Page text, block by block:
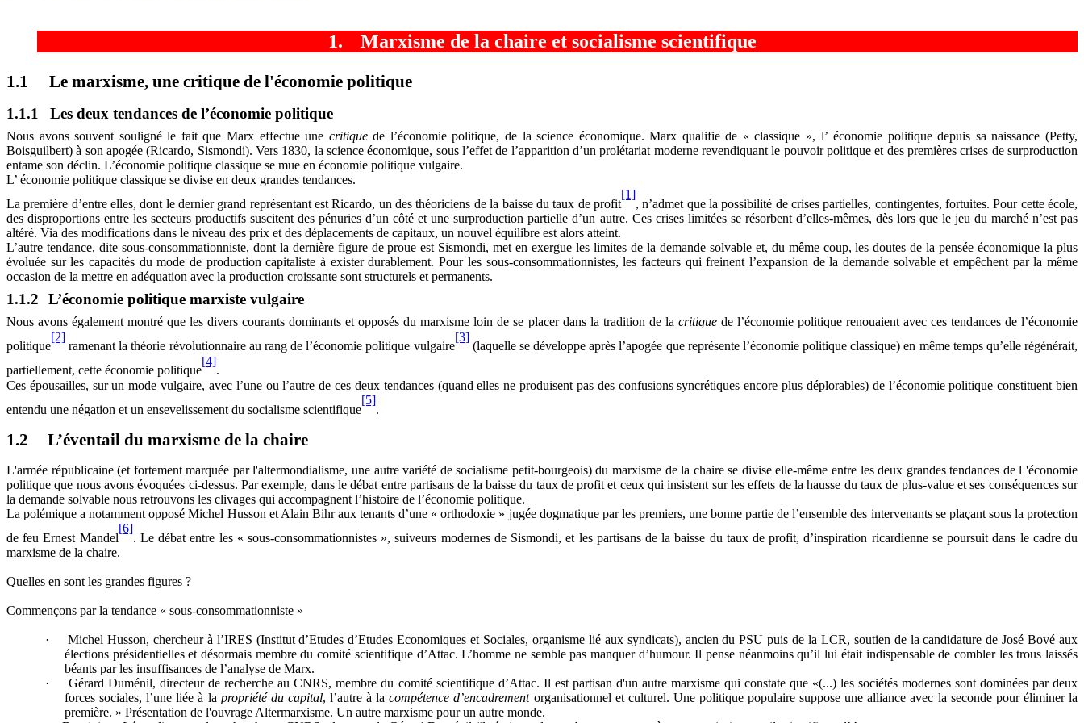
1. Marxisme de la chaire et socialisme scientifique
1.1 Le marxisme, une critique de l'économie politique
1.1.1 Les deux tendances de l’économie politique
Nous avons souvent souligné le fait que Marx effectue une critiquede l’économie politique, de la science économique. Marx qualifie de « classique », l’ économie politique depuis sa naissance (Petty,
Boisguilbert) à son apogée (Ricardo, Sismondi). Vers 1830, la science économique, sous l’effet de l’apparition d’un prolétariat moderne revendiquant le pouvoir politique et des premières crises de surproduction
entame son déclin. L’économie politique classique se mue en économie politique vulgaire.
L’ économie politique classique se divise en deux grandes tendances.
La première d’entre elles, dont le dernier grand représentant est Ricardo, un des théoriciens de la baisse du taux de profit
[1]
, n’admet que la possibilité de crises partielles, contingentes, fortuites. Pour cette école,
des disproportions entre les secteurs productifs suscitent des pénuries d’un côté et une surproduction partielle d’un autre. Ces crises limitées se résorbent d’elles-mêmes, dès lors que le jeu du marché n’est pas
altéré. Via des modifications dans le niveau des prix et des déplacements de capitaux, un nouvel équilibre est alors atteint.
L’autre tendance, dite sous-consommationniste, dont la dernière figure de proue est Sismondi, met en exergue les limites de la demande solvable et, du même coup, les doutes de la pensée économique la plus
évoluée sur les capacités du mode de production capitaliste à exister durablement. Pour les sous-consommationnistes, les facteurs qui freinent l’expansion de la demande solvable et empêchent par la même
occasion de la mettre en adéquation avec la production croissante sont structurels et permanents.
1.1.2 L’économie politique marxiste vulgaire
Nous avons également montré que les divers courants dominants et opposés du marxisme loin de se placer dans la tradition de la critiquede l’économie politique renouaient avec ces tendances de l’économie
politique
[2]
ramenant la théorie révolutionnaire au rang de l’économie politique vulgaire
[3]
(laquelle se développe après l’apogée que représente l’économie politique classique) en même temps qu’elle régénérait,
partiellement, cette économie politique
[4]
.
Ces épousailles, sur un mode vulgaire, avec l’une ou l’autre de ces deux tendances (quand elles ne produisent pas des confusions syncrétiques encore plus déplorables) de l’économie politique constituent bien
entendu une négation et un ensevelissement du socialisme scientifique
[5]
.
1.2 L’éventail du marxisme de la chaire
L'armée républicaine (et fortement marquée par l'altermondialisme, une autre variété de socialisme petit-bourgeois) du marxisme de la chaire se divise elle-même entre les deux grandes tendances de l 'économie
politique que nous avons évoquées ci-dessus. Par exemple, dans le débat entre partisans de la baisse du taux de profit et ceux qui insistent sur les effets de la hausse du taux de plus-value et ses conséquences sur
la demande solvable nous retrouvons les clivages qui accompagnent l’histoire de l’économie politique.
La polémique a notamment opposé Michel Husson et Alain Bihr aux tenants d’une « orthodoxie » jugée dogmatique par les premiers, une bonne partie de l’ensemble des intervenants se plaçant sous la protection
de feu Ernest Mandel
[6]
. Le débat entre les « sous-consommationnistes », suiveurs modernes de Sismondi, et les partisans de la baisse du taux de profit, d’inspiration ricardienne se poursuit dans le cadre du
marxisme de la chaire.
Quelles en sont les grandes figures ?
Commençons par la tendance « sous-consommationniste »
· Michel Husson, chercheur à l’IRES (Institut d’Etudesd’Etudes Economiques et Sociales, organisme lié aux syndicats), ancien du PSU puis de la LCR, soutien de la candidature de José Bové aux
élections présidentielles et désormais membre du comité scientifique d’Attac. L’homme ne semble pas manquer d’humour. Il pense néanmoins qu’il lui était indispensable de combler les trous laissés
béants par les insuffisances de l’analyse de Marx.
·
Gérard Duménil,directeur de recherche au CNRS, membre du comité scientifique d’Attac. Il est partisan d'un autre marxisme qui constate que «(...) les sociétés modernes sont dominées par deux
forces sociales, l’une liée à la propriété du capital, l’autre à lacompétence d’encadrementorganisationnel et culturel. Une politique populaire suppose une alliance avec la seconde pour éliminer la
première. » Présentation de l'ouvrage Altermarxisme. Un autre marxisme pour un autre monde.